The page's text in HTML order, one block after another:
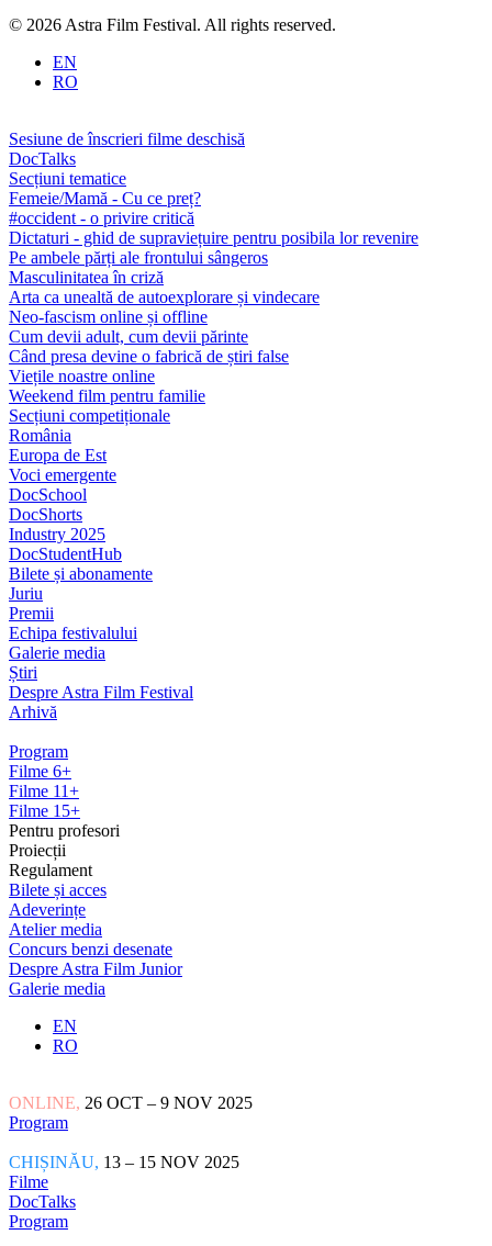
© 2026 Astra Film Festival. All rights reserved.
EN
RO
Sesiune de înscrieri filme deschisă
DocTalks
Secțiuni tematice
Femeie/Mamă - Cu ce preț?
#occident - o privire critică
Dictaturi - ghid de supraviețuire pentru posibila lor revenire
Pe ambele părți ale frontului sângeros
Masculinitatea în criză
Arta ca unealtă de autoexplorare și vindecare
Neo-fascism online și offline
Cum devii adult, cum devii părinte
Când presa devine o fabrică de știri false
Viețile noastre online
Weekend film pentru familie
Secțiuni competiționale
România
Europa de Est
Voci emergente
DocSchool
DocShorts
Industry 2025
DocStudentHub
Bilete și abonamente
Juriu
Premii
Echipa festivalului
Galerie media
Știri
Despre Astra Film Festival
Arhivă
Program
Filme 6+
Filme 11+
Filme 15+
Pentru profesori
Proiecții
Regulament
Bilete și acces
Adeverințe
Atelier media
Concurs benzi desenate
Despre Astra Film Junior
Galerie media
EN
RO
ONLINE, 26 OCT – 9 NOV 2025
Program
CHIȘINĂU, 13 – 15 NOV 2025
Filme
DocTalks
Program